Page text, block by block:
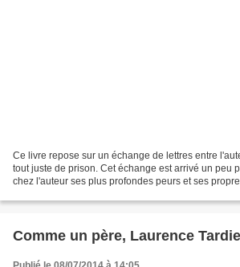
Ce livre repose sur un échange de lettres entre
tout juste de prison. Cet échange est arrivé un peu
chez l'auteur ses plus profondes peurs et ses
Comme un père, Laurence